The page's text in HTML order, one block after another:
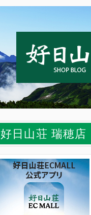
好日山荘 瑞穂店